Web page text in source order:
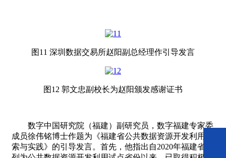
图11 深圳数据交易所赵阳副总经理作引导发言
图12 郭文忠副校长为赵阳颁发感谢证书
数字中国研究院（福建）副研究员，数字福建专家委
成员徐伟铭博士作题为《福建省公共数据资源开发利用探
索与实践》的引导发言。首先，他指出自2020年福建省被